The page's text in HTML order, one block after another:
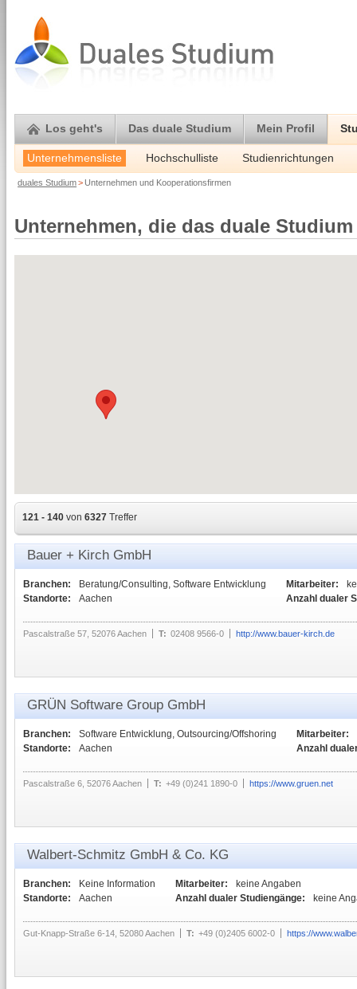
Los geht's Das duale Studium Mein Profil
Unternehmensliste Hochschulliste Studienrichtungen
duales Studium> Unternehmen und Kooperationsfirmen
Unternehmen, die das duale
121 - 140 von 6327 Treffer
Bauer + Kirch GmbH
Branchen:
Beratung/Consulting, Software Entwicklung
Standorte:
Aachen
Mitarbeiter:
Anzahl dualer
Pascalstraße 57, 52076 Aachen T: 02408 9566-0 http://www.bauer-kirch.de
GRÜN Software Group GmbH
Branchen:
Software Entwicklung, Outsourcing/Offshoring
Standorte:
Aachen
Mitarbeiter:
Anzahl
Pascalstraße 6, 52076 Aachen T: +49 (0)241 1890-0 https://www.gruen.net
Walbert-Schmitz GmbH & Co. KG
Branchen:
Keine Information
Standorte:
Aachen
Mitarbeiter:
keine Angaben
Anzahl dualer Studiengänge:
keine
Gut-Knapp-Straße 6-14, 52080 Aachen T: +49 (0)2405 6002-0 https://